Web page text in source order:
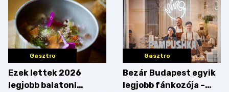
Gasztro
Ezek lettek 2026
legjobb balatoni
Gasztro
Bezár Budapest egyik
legjobb fánkozója –